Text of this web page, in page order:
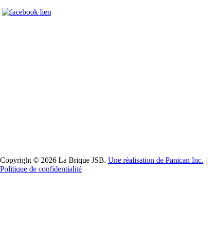
Copyright © 2026 La Brique JSB. Une réalisation de Panican Inc. |
Politique de confidentialité